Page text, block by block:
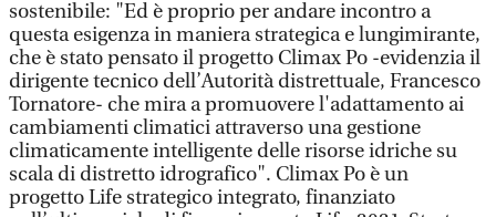
sostenibile: "Ed è proprio per andare incontro a
questa esigenza in maniera strategica e lungimirante,
che è stato pensato il progetto Climax Po -evidenzia il
dirigente tecnico dell’Autorità distrettuale, Francesco
Tornatore- che mira a promuovere l'adattamento ai
cambiamenti climatici attraverso una gestione
climaticamente intelligente delle risorse idriche su
scala di distretto idrografico". Climax Po è un
progetto Life strategico integrato, finanziato